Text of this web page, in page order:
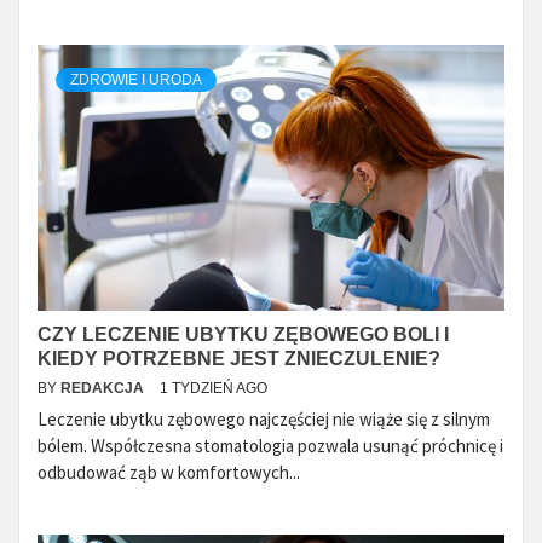
ZDROWIE I URODA
CZY LECZENIE UBYTKU ZĘBOWEGO BOLI I
KIEDY POTRZEBNE JEST ZNIECZULENIE?
BY REDAKCJA 1 TYDZIEŃ AGO
Leczenie ubytku zębowego najczęściej nie wiąże się z silnym
bólem. Współczesna stomatologia pozwala usunąć próchnicę i
odbudować ząb w komfortowych...